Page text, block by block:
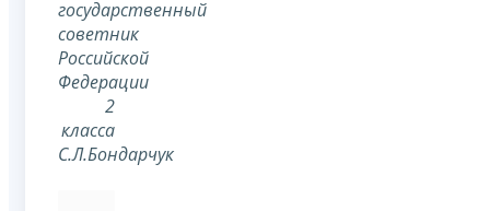
государственный
советник
Российской
Федерации
2
класса
С.Л.Бондарчук